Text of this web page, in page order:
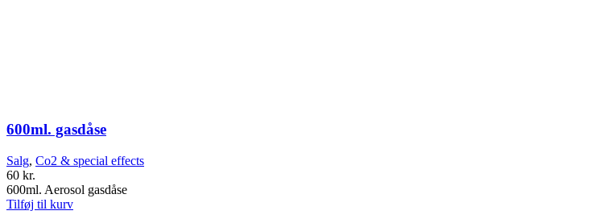
600ml. gasdåse
Salg, Co2 & special effects
60 kr.
600ml. Aerosol gasdåse
Tilføj til kurv